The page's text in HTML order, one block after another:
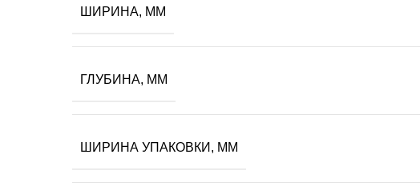
ШИРИНА, ММ
ГЛУБИНА, ММ
ШИРИНА УПАКОВКИ, ММ